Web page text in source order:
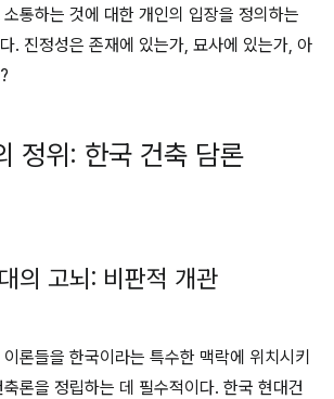
통하는 것에 대한 개인의 입장을 정의하는
. 진정성은 존재에 있는가, 묘사에 있는가, 아
정위: 한국 건축 담론
의 고뇌: 비판적 개관
론들을 한국이라는 특수한 맥락에 위치시키
론을 정립하는 데 필수적이다. 한국 현대건